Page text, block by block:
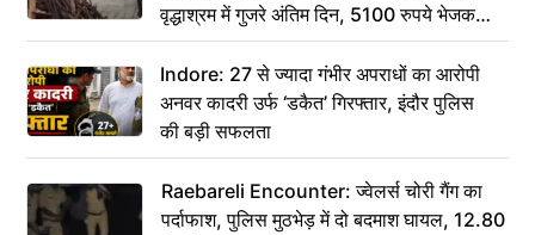
वृद्धाश्रम में गुजरे अंतिम दिन, 5100 रुपये भेजकर
कहा– अंतिम संस्कार कर दीजिए हम नहीं आ पाएंगे
Indore: 27 से ज्यादा गंभीर अपराधों का आरोपी
अनवर कादरी उर्फ ‘डकैत’ गिरफ्तार, इंदौर पुलिस
की बड़ी सफलता
Raebareli Encounter: ज्वेलर्स चोरी गैंग का
पर्दाफाश, पुलिस मुठभेड़ में दो बदमाश घायल, 12.80